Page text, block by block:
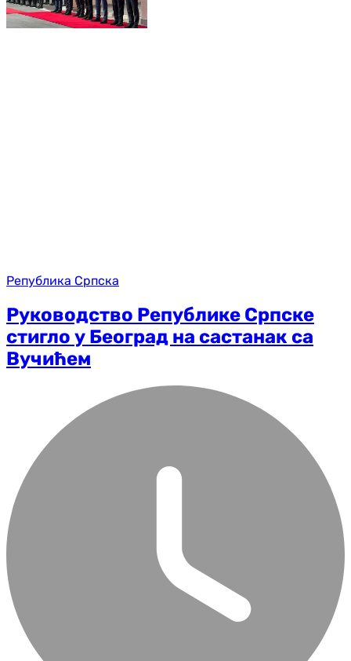
Република Српска
Руководство Републике Српске
стигло у Београд на састанак са
Вучићем